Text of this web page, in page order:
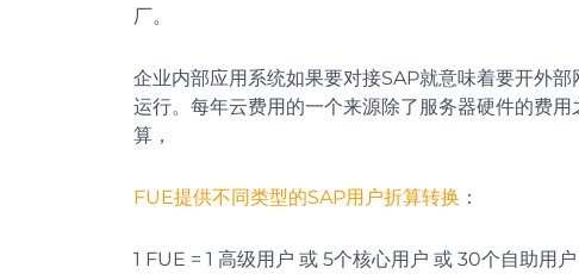
厂。
企业内部应用系统如果要对接SAP就意味着要开外
运行。每年云费用的一个来源除了服务器硬件的费
算，
FUE提供不同类型的SAP用户折算转换 ：
1 FUE = 1 高级用户 或 5个核心用户 或 30个自助用户